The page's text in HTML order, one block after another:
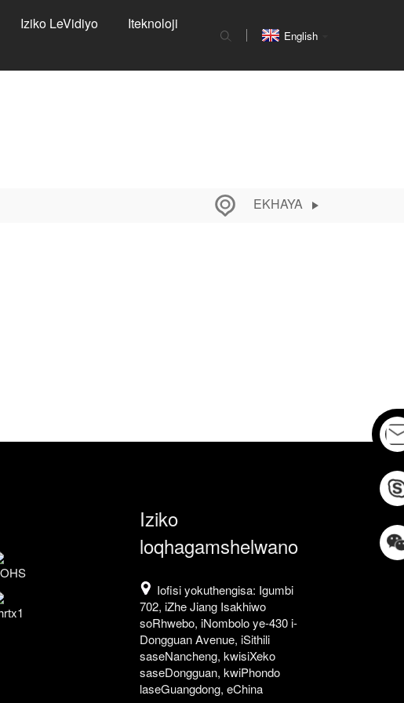
Iziko LeVidiyo
Iteknoloji
English
EKHAYA
Iziko
loqhagamshelwano
Iofisi yokuthengisa: Igumbi
702, iZhe Jiang Isakhiwo
soRhwebo, iNombolo ye-430 i-
Dongguan Avenue, iSithili
saseNancheng, kwisiXeko
saseDongguan, kwiPhondo
laseGuangdong, eChina